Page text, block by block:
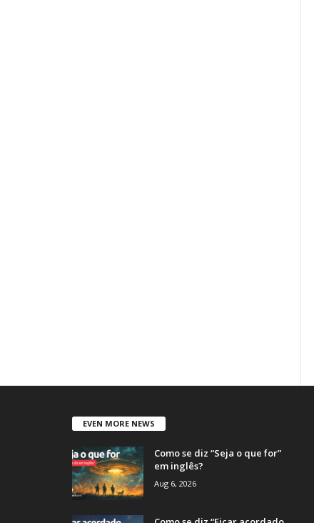
EVEN MORE NEWS
Como se diz “Seja o que for”
em inglês?
Aug 6, 2026